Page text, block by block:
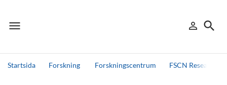
menu
Meny person_outline
Logga in
search
Sök
Startsida Forskning Forskningscentrum FSCN Research